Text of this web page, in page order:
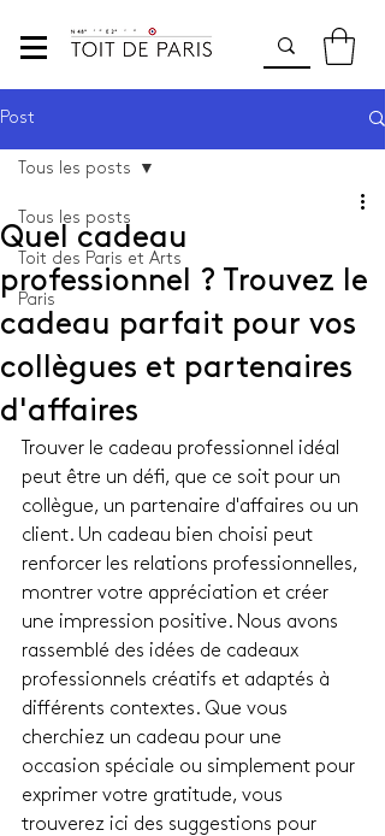
Post
Tous les posts
Toit des Paris et Arts
Paris
Tous les posts
Quel cadeau
professionnel ? Trouvez le
cadeau parfait pour vos
collègues et partenaires
d'affaires
Trouver le cadeau professionnel idéal
peut être un défi, que ce soit pour un
collègue, un partenaire d'affaires ou un
client. Un cadeau bien choisi peut
renforcer les relations professionnelles,
montrer votre appréciation et créer
une impression positive. Nous avons
rassemblé des idées de cadeaux
professionnels créatifs et adaptés à
différents contextes. Que vous
cherchiez un cadeau pour une
occasion spéciale ou simplement pour
exprimer votre gratitude, vous
trouverez ici des suggestions pour